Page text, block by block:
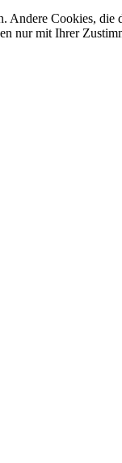
Andere Cookies,
nur mit Ihrer